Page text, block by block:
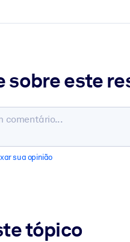
sobre este
sua opinião
tópico